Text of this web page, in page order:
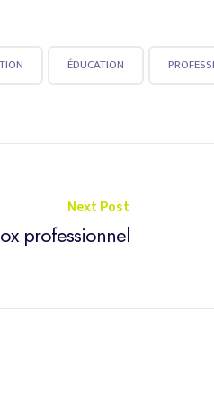
ÉDUCATION
Next Post
professionnel